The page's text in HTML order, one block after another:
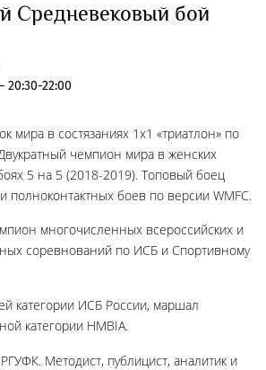
Средневековый бой
20:30-22:00
мира в состязаниях 1х1 «триатлон» по
чемпион мира в женских
5 на 5 (2018-2019). Топовый боец
полноконтактных боев по версии WMFC.
многочисленных всероссийских и
соревнований по ИСБ и Спортивному
категории ИСБ России, маршал
категории HMBIA.
Методист, публицист, аналитик и